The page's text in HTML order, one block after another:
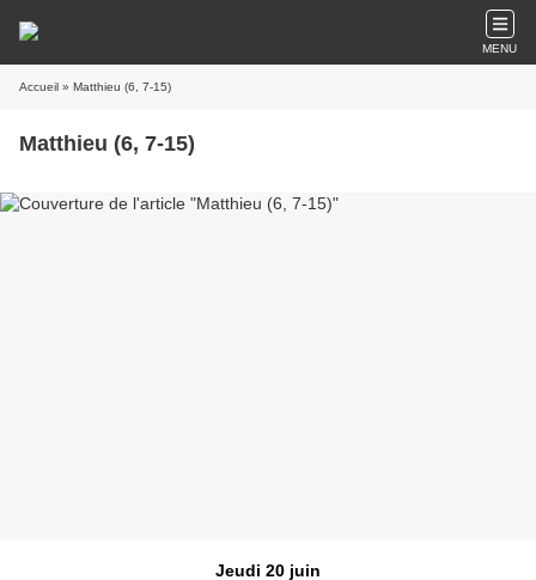
MENU
Accueil » Matthieu (6, 7-15)
Matthieu (6, 7-15)
Jeudi 20 juin